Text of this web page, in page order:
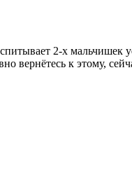
2-х
вернётесь к этому,